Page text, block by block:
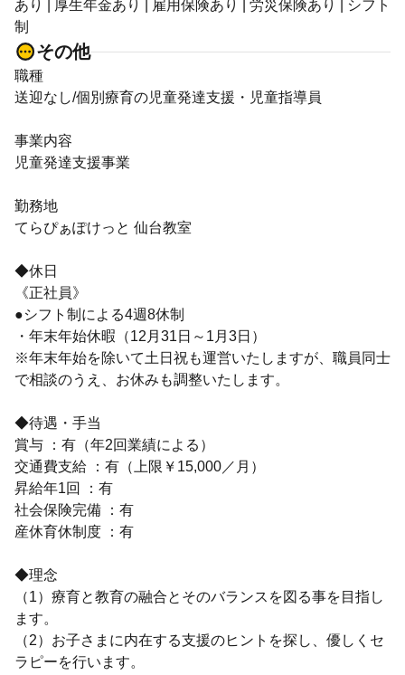
あり | 厚生年金あり | 雇用保険あり | 労災保険あり | シフト
制
その他
職種
送迎なし/個別療育の児童発達支援・児童指導員
事業内容
児童発達支援事業
勤務地
てらぴぁぽけっと 仙台教室
◆休日
《正社員》
●シフト制による4週8休制
・年末年始休暇（12月31日～1月3日）
※年末年始を除いて土日祝も運営いたしますが、職員同士
で相談のうえ、お休みも調整いたします。
◆待遇・手当
賞与 ：有（年2回業績による）
交通費支給 ：有（上限￥15,000／月）
昇給年1回 ：有
社会保険完備 ：有
産休育休制度 ：有
◆理念
（1）療育と教育の融合とそのバランスを図る事を目指し
ます。
（2）お子さまに内在する支援のヒントを探し、優しくセ
ラピーを行います。